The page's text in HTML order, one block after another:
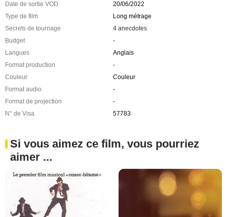
Date de sortie VOD
20/06/2022
Type de film
Long métrage
Secrets de tournage
4 anecdotes
Budget
-
Langues
Anglais
Format production
-
Couleur
Couleur
Format audio
-
Format de projection
-
N° de Visa
57783
Si vous aimez ce film, vous pourriez
aimer ...